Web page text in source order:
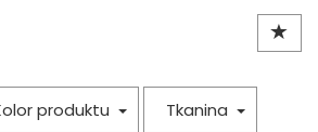
produktu Tkanina